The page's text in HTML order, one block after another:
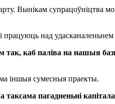
Вынікам
над
каб паліва на нашыя
іншыя сумесныя праекты.
пагадненьні